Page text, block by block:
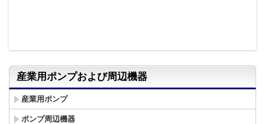
産業用ポンプおよび周辺機器
産業用ポンプ
ポンプ周辺機器